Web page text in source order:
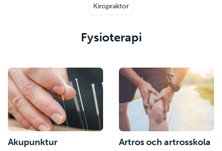
Kiropraktor
Fysioterapi
Akupunktur Artros och artrosskola